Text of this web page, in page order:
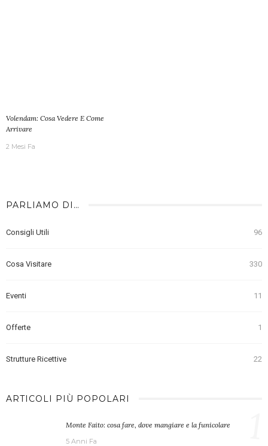
Volendam: Cosa Vedere E Come
Arrivare
2 Mesi Fa
PARLIAMO DI…
Consigli Utili 96
Cosa Visitare 330
Eventi 11
Offerte 1
Strutture Ricettive 22
ARTICOLI PIÙ POPOLARI
Monte Faito: cosa fare, dove mangiare e la funicolare
5 Anni Fa